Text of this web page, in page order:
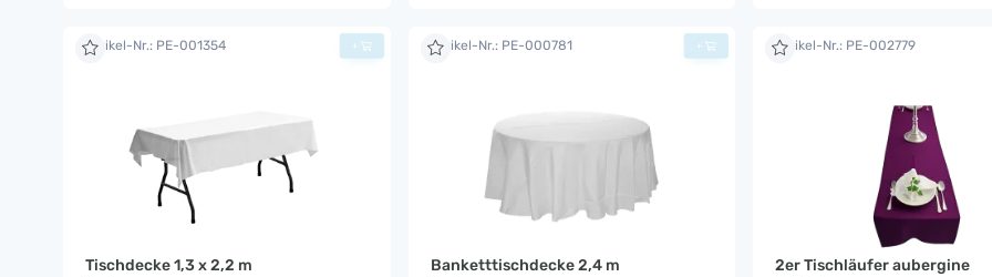
Artikel-Nr.: PE-001354
Tischdecke 1,3 x 2,2 m
+ Artikel-Nr.: PE-000781
Banketttischdecke 2,4 m
+ Artikel-Nr.: PE-002779
2er Tischläufer aubergine